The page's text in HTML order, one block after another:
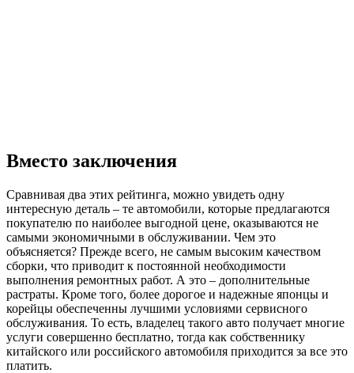
Вместо заключения
Сравнивая два этих рейтинга, можно увидеть одну
интересную деталь – те автомобили, которые предлагаются
покупателю по наиболее выгодной цене, оказываются не
самыми экономичными в обслуживании. Чем это
объясняется? Прежде всего, не самым высоким качеством
сборки, что приводит к постоянной необходимости
выполнения ремонтных работ. А это – дополнительные
растраты. Кроме того, более дорогое и надежные японцы и
корейцы обеспеченны лучшими условиями сервисного
обслуживания. То есть, владелец такого авто получает многие
услуги совершенно бесплатно, тогда как собственнику
китайского или российского автомобиля приходится за все это
платить.